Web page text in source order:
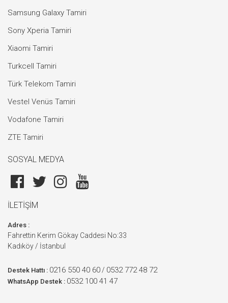
Samsung Galaxy Tamiri
Sony Xperia Tamiri
Xiaomi Tamiri
Turkcell Tamiri
Türk Telekom Tamiri
Vestel Venüs Tamiri
Vodafone Tamiri
ZTE Tamiri
SOSYAL MEDYA
İLETİŞİM
Adres :
Fahrettin Kerim Gökay Caddesi No:33
Kadıköy / İstanbul
Destek Hattı : 0216 550 40 60 / 0532 772 48 72
WhatsApp Destek : 0532 100 41 47